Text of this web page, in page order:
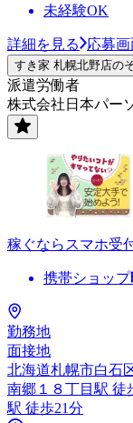
未経験OK
詳細を見る 応募
すき家 札幌北野店の
派遣労働者
株式会社日本パー
稼ぐならスマホ受
携帯ショップ
勤務地
面接地
北海道札幌市白石
南郷１８丁目駅 徒
駅 徒歩21分